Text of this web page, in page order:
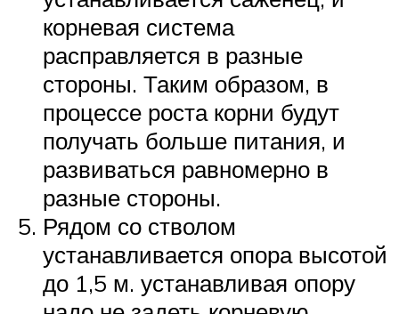
корневая система
расправляется в разные
стороны. Таким образом, в
процессе роста корни будут
получать больше питания, и
развиваться равномерно в
разные стороны.
Рядом со стволом
устанавливается опора высотой
до 1,5 м. устанавливая опору